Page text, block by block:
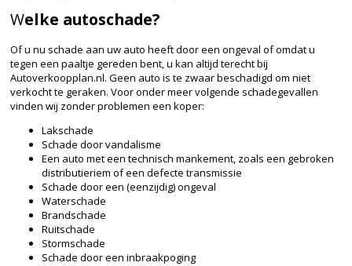
Welke autoschade?
Of u nu schade aan uw auto heeft door een ongeval of omdat u
tegen een paaltje gereden bent, u kan altijd terecht bij
Autoverkoopplan.nl. Geen auto is te zwaar beschadigd om niet
verkocht te geraken. Voor onder meer volgende schadegevallen
vinden wij zonder problemen een koper:
Lakschade
Schade door vandalisme
Een auto met een technisch mankement, zoals een gebroken
distributieriem of een defecte transmissie
Schade door een (eenzijdig) ongeval
Waterschade
Brandschade
Ruitschade
Stormschade
Schade door een inbraakpoging